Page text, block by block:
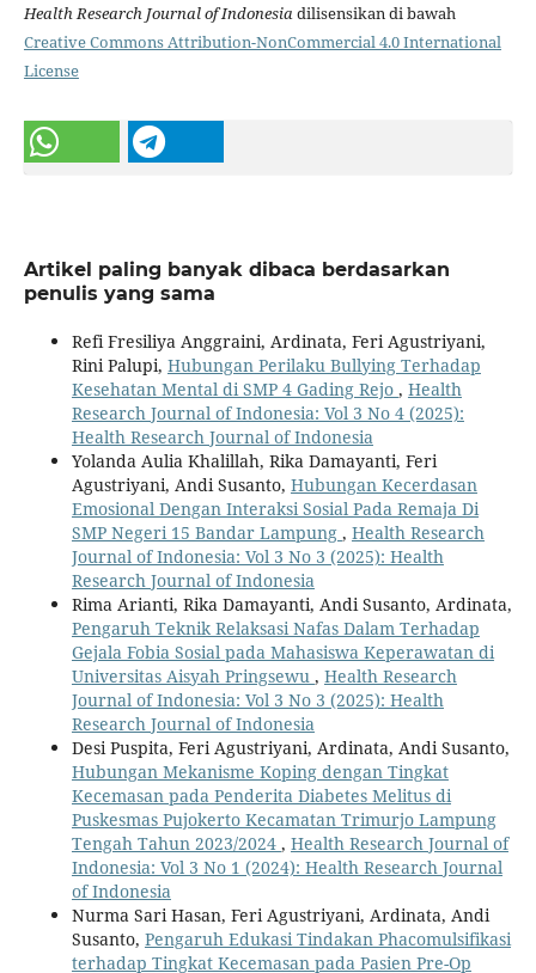
Health Research Journal of Indonesiadilisensikan di bawah
Creative Commons Attribution-NonCommercial 4.0 International
License
Artikel paling banyak dibaca berdasarkan
penulis yang sama
Refi Fresiliya Anggraini, Ardinata, Feri Agustriyani,
Rini Palupi, Hubungan Perilaku Bullying Terhadap
Kesehatan Mental di SMP 4 Gading Rejo , Health
Research Journal of Indonesia: Vol 3 No 4 (2025):
Health Research Journal of Indonesia
Yolanda Aulia Khalillah, Rika Damayanti, Feri
Agustriyani, Andi Susanto, Hubungan Kecerdasan
Emosional Dengan Interaksi Sosial Pada Remaja Di
SMP Negeri 15 Bandar Lampung , Health Research
Journal of Indonesia: Vol 3 No 3 (2025): Health
Research Journal of Indonesia
Rima Arianti, Rika Damayanti, Andi Susanto, Ardinata,
Pengaruh Teknik Relaksasi Nafas Dalam Terhadap
Gejala Fobia Sosial pada Mahasiswa Keperawatan di
Universitas Aisyah Pringsewu , Health Research
Journal of Indonesia: Vol 3 No 3 (2025): Health
Research Journal of Indonesia
Desi Puspita, Feri Agustriyani, Ardinata, Andi Susanto,
Hubungan Mekanisme Koping dengan Tingkat
Kecemasan pada Penderita Diabetes Melitus di
Puskesmas Pujokerto Kecamatan Trimurjo Lampung
Tengah Tahun 2023/2024 , Health Research Journal of
Indonesia: Vol 3 No 1 (2024): Health Research Journal
of Indonesia
Nurma Sari Hasan, Feri Agustriyani, Ardinata, Andi
Susanto, Pengaruh Edukasi Tindakan Phacomulsifikasi
terhadap Tingkat Kecemasan pada Pasien Pre-Op